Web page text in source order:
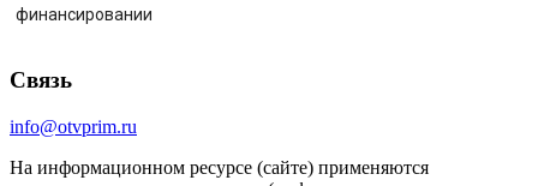
финансировании
Связь
info@otvprim.ru
На информационном ресурсе (сайте) применяются